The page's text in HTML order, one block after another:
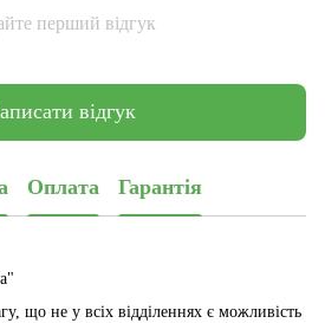
перший відгук
відгук
Оплата Гарантія
що не у всіх відділеннях є можливість